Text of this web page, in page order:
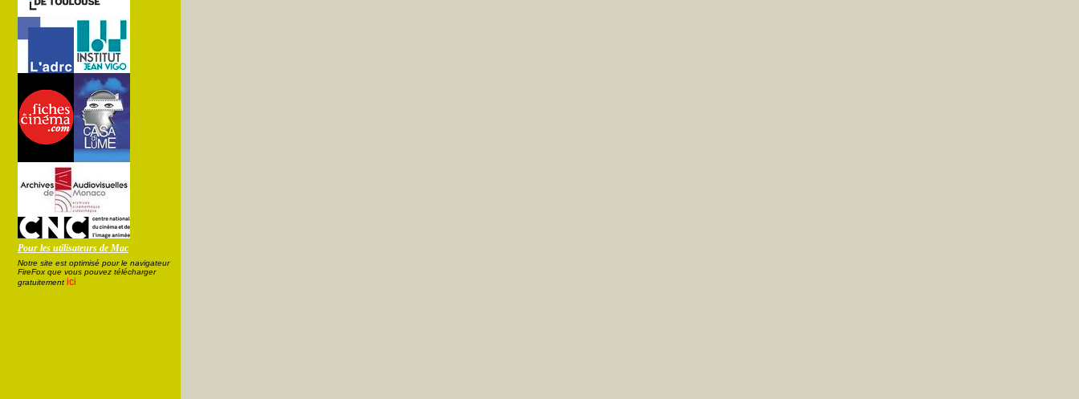
Pour les utilisateurs de Mac
Notre site est optimisé pour le navigateur
FireFox que vous pouvez télécharger
gratuitement ici